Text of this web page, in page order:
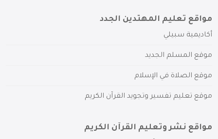
مواقع تعليم المهتدين الجدد
أكاديمية سبيلي
موقع المسلم الجديد
موقع الصلاة في الإسلام
موقع تعليم تفسير وتجويد القرآن الكريم
مواقع نشر وتعليم القرآن الكريم